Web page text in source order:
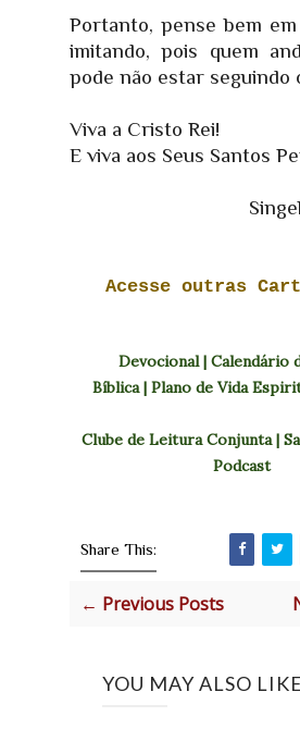
Portanto, pense bem
imitando, pois quem
pode não estar seguindo
Viva a Cristo Rei!
E viva aos Seus Santos
Acesse outras
Devocional|Calendário
Bíblica| Plano de Vida
Clube de Leitura Conjunta|
Podcast
Share This:
← Previous Posts
YOU MAY ALSO LIKE